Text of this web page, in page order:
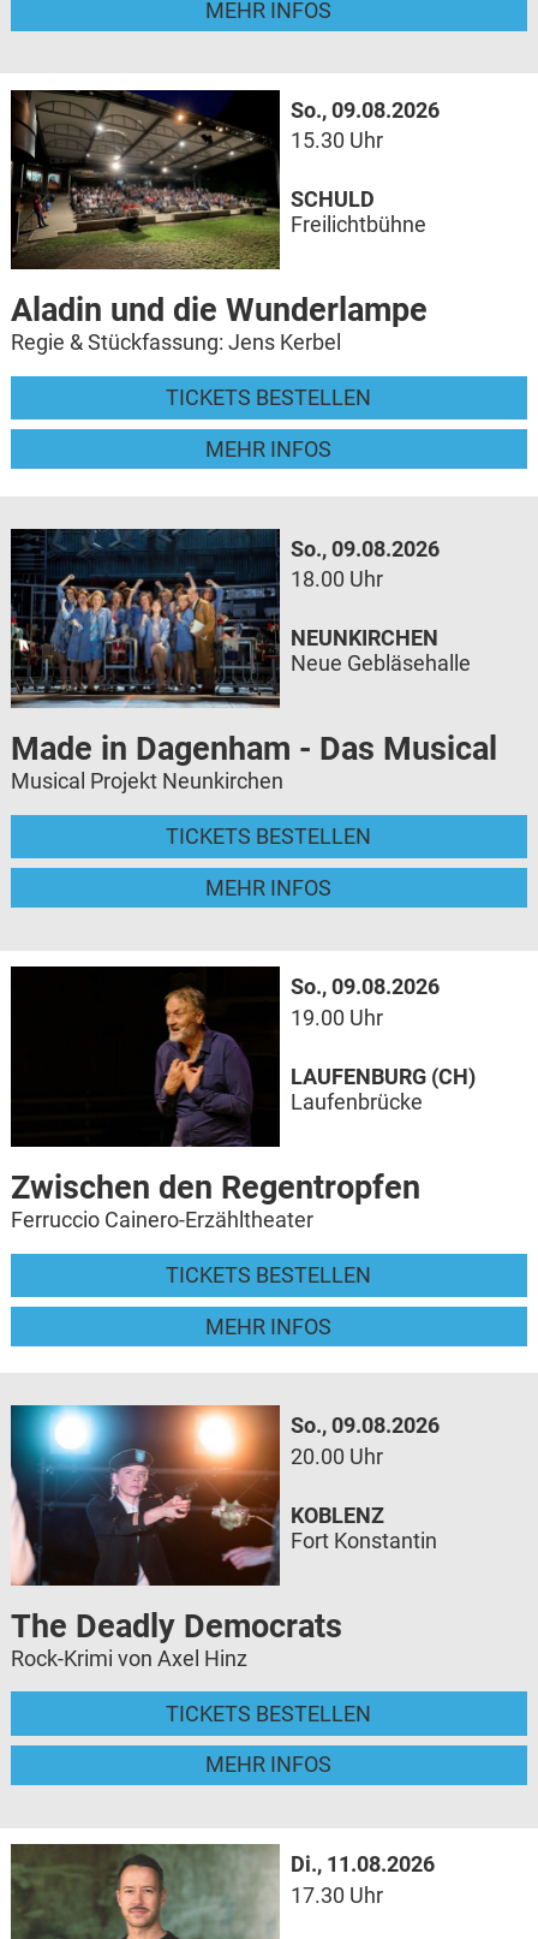
MEHR INFOS
So., 09.08.2026
15.30 Uhr
Aladin und die Wunderlampe
Regie & Stückfassung: Jens Kerbel
TICKETS BESTELLEN
MEHR INFOS
SCHULD
Freilichtbühne
So., 09.08.2026
18.00 Uhr
Made in Dagenham - Das Musical
Musical Projekt Neunkirchen
TICKETS BESTELLEN
MEHR INFOS
NEUNKIRCHEN
Neue Gebläsehalle
So., 09.08.2026
19.00 Uhr
Zwischen den Regentropfen
Ferruccio Cainero-Erzähltheater
TICKETS BESTELLEN
MEHR INFOS
LAUFENBURG (CH)
Laufenbrücke
So., 09.08.2026
20.00 Uhr
The Deadly Democrats
Rock-Krimi von Axel Hinz
TICKETS BESTELLEN
MEHR INFOS
KOBLENZ
Fort Konstantin
Di., 11.08.2026
17.30 Uhr